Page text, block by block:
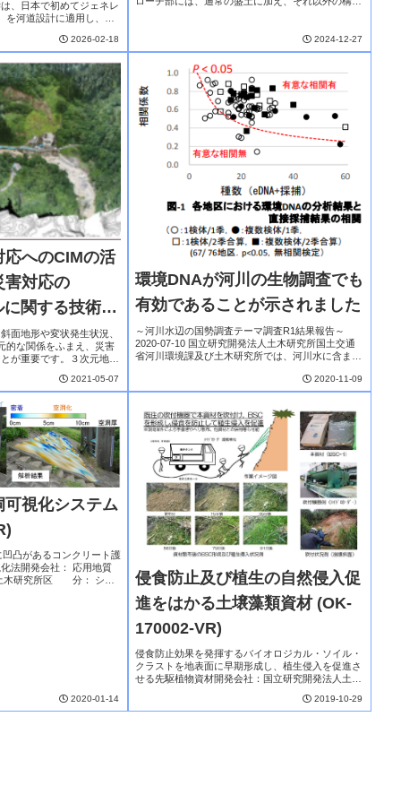
、日本で初めてジェネレ
を河道設計に適用し、設
案の断面形状と...2026-02-18 2024-12-27
へのCIMの活
害対応の
関する技術資
面地形や変状発生状況、
的な関係をふまえ、災害
が重要です。３次元地形
状況を的確に把握できる
術支援につながることが
2021-05-07
環境DNAが河川の生物調査でも
有効であることが示されました
～河川水辺の国勢調査テーマ調査R1結果報告～
2020-07-10 国立研究開発法人土木研究所国土交通
省河川環境課及び土木研究所では、河川水に含まれ
環境DNA技術を、河川・ダムで行っている生物調...
2020-11-09
視化システム
凸があるコンクリート護
法開発会社： 応用地質
木研究所区 分： シス
2020-01-14
侵食防止及び植生の自然侵入促
進をはかる土壌藻類資材 (OK-
170002-VR)
侵食防止効果を発揮するバイオロジカル・ソイル・
クラストを地表面に早期形成し、植生侵入を促進さ
せる先駆植物資材開発会社：国立研究開発法人土木
区 分：材料NETIS登録技術本技術は、崩壊斜
2019-10-29